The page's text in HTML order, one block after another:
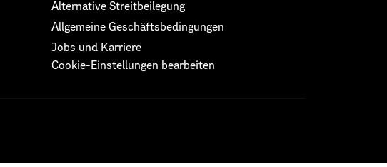
Alternative Streitbeilegung
Allgemeine Geschäftsbedingungen
Jobs und Karriere
Cookie-Einstellungen bearbeiten